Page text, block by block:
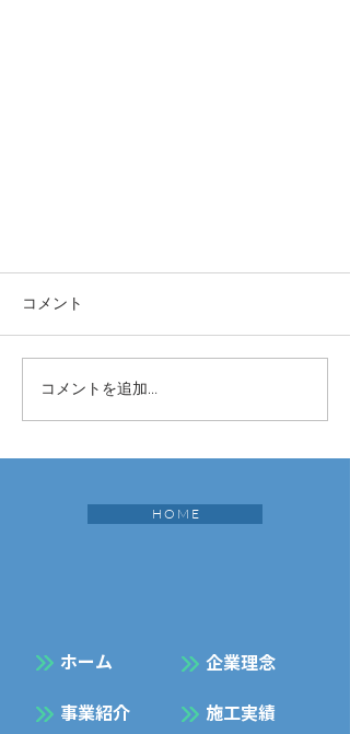
コメント
コメントを追加…
H O M E
​ホーム 企業理念
事業紹介 施工実績